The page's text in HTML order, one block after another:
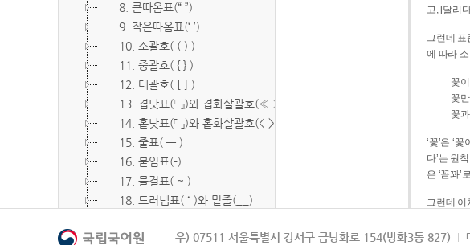
8. 큰따옴표(“ ”)
9. 작은따옴표(‘ ’)
10. 소괄호( ( ) )
11. 중괄호( { } )
12. 대괄호( [ ] )
13. 겹낫표(『 』)와 겹화살괄호(≪ ≫)
14. 홑낫표(「 」)와 홑화살괄호(< >)
15. 줄표( ― )
16. 붙임표(-)
17. 물결표( ~ )
18. 드러냄표( ˙ )와 밑줄(__)
20. 빠짐표( □ )
고, [달리
그런데 표
에 따라
꽃
꽃
꽃
‘꽃’은 ‘
다’는 원칙만 적용
은 ‘꼳꽈’
그런데 이
되게 적
우) 07511 서울특별시 강서구 금낭화로 154(방화3동 827)